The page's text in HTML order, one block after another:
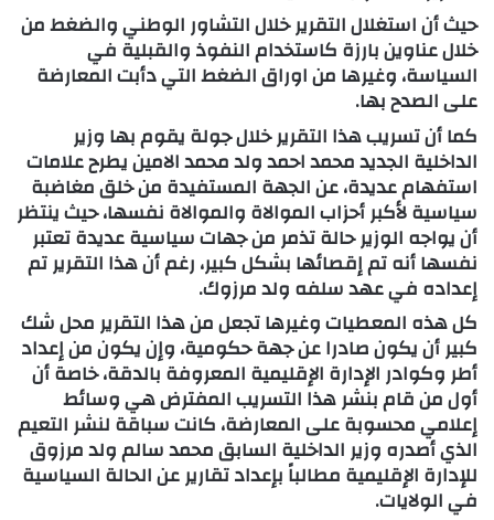
حيث أن استغلال التقرير خلال التشاور الوطني والضغط من
خلال عناوين بارزة كاستخدام النفوذ والقبلية في
السياسة، وغيرها من اوراق الضغط التي دأبت المعارضة
على الصدح بها.
كما أن تسريب هذا التقرير خلال جولة يقوم بها وزير
الداخلية الجديد محمد احمد ولد محمد الامين يطرح علامات
استفهام عديدة، عن الجهة المستفيدة من خلق مغاضبة
سياسية لأكبر أحزاب الموالاة والموالاة نفسها، حيث ينتظر
أن يواجه الوزير حالة تذمر من جهات سياسية عديدة تعتبر
نفسها أنه تم إقصائها بشكل كبير، رغم أن هذا التقرير تم
إعداده في عهد سلفه ولد مرزوك.
كل هذه المعطيات وغيرها تجعل من هذا التقرير محل شك
كبير أن يكون صادرا عن جهة حكومية، وإن يكون من إعداد
أطر وكوادر الإدارة الإقليمية المعروفة بالدقة، خاصة أن
أول من قام بنشر هذا التسريب المفترض هي وسائط
إعلامي محسوبة على المعارضة، كانت سباقة لنشر التعيم
الذي أصدره وزير الداخلية السابق محمد سالم ولد مرزوق
للإدارة الإقليمية مطالباً بإعداد تقارير عن الحالة السياسية
في الولايات.